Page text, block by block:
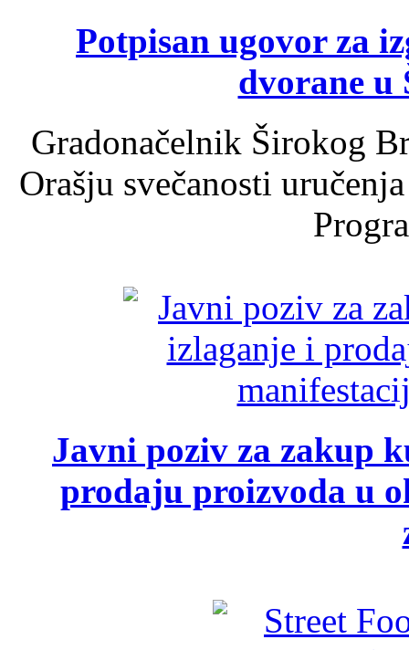
Potpisan ugovor za
dvorane u
Gradonačelnik Širokog
Orašju svečanosti
Javni poziv za zakup
prodaju proizvoda u